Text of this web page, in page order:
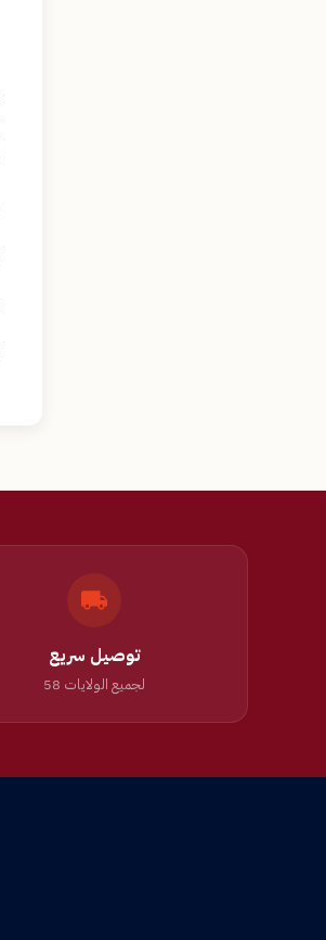
توصيل سريع
لجميع الولايات 58